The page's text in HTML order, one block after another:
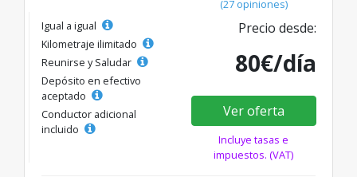
(27 opiniones)
Igual a igual
Kilometraje ilimitado
Reunirse y Saludar
Depósito en efectivo
aceptado
Conductor adicional
incluido
Precio desde:
80€/día
Ver oferta
Incluye tasas e
impuestos. (VAT)